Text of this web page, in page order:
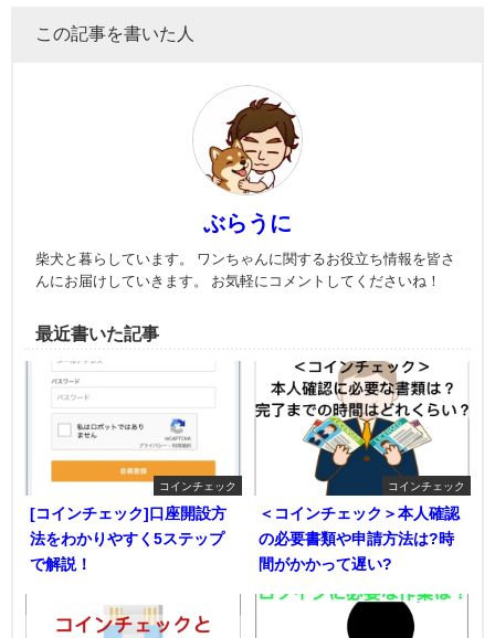
この記事を書いた人
ぶらうに
柴犬と暮らしています。 ワンちゃんに関するお役立ち情報を皆さ
んにお届けしていきます。 お気軽にコメントしてくださいね！
最近書いた記事
コインチェック
[コインチェック]口座開設方
法をわかりやすく5ステップ
で解説！
コインチェック
＜コインチェック＞本人確認
の必要書類や申請方法は?時
間がかかって遅い?